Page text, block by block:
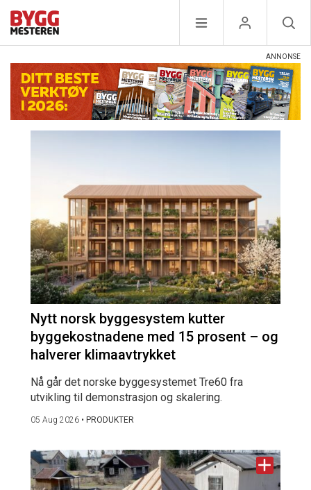
Nytt norsk byggesystem kutter
byggekostnadene med 15 prosent – og
halverer klimaavtrykket
Nå går det norske byggesystemet Tre60 fra
utvikling til demonstrasjon og skalering.
05 Aug 2026 • PRODUKTER